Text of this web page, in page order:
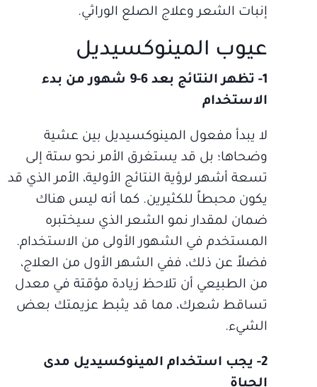
إنبات الشعر وعلاج الصلع الوراثي.
عيوب المينوكسيديل
1- تظهر النتائج بعد 6-9 شهور من بدء
الاستخدام
لا يبدأ مفعول المينوكسيديل بين عشية
وضحاها؛ بل قد يستغرق الأمر نحو ستة إلى
تسعة أشهر لرؤية النتائج الأولية، الأمر الذي قد
يكون محبطاً للكثيرين. كما أنه ليس هناك
ضمان لمقدار نمو الشعر الذي سيختبره
المستخدم في الشهور الأولى من الاستخدام.
فضلاً عن ذلك، ففي الشهر الأول من العلاج،
من الطبيعي أن تلاحظ زيادة مؤقتة في معدل
تساقط شعرك، مما قد يثبط عزيمتك بعض
الشيء.
2- يجب استخدام المينوكسيديل مدى